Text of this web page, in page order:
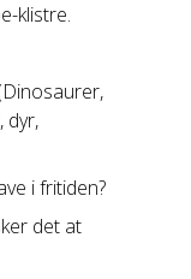
klistre.
dyr,
i fritiden?
det at